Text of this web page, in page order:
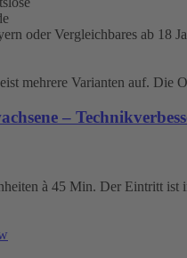
oder Vergleichbares ab 18
mehrere Varianten auf. Die
–
à 45 Min. Der Eintritt